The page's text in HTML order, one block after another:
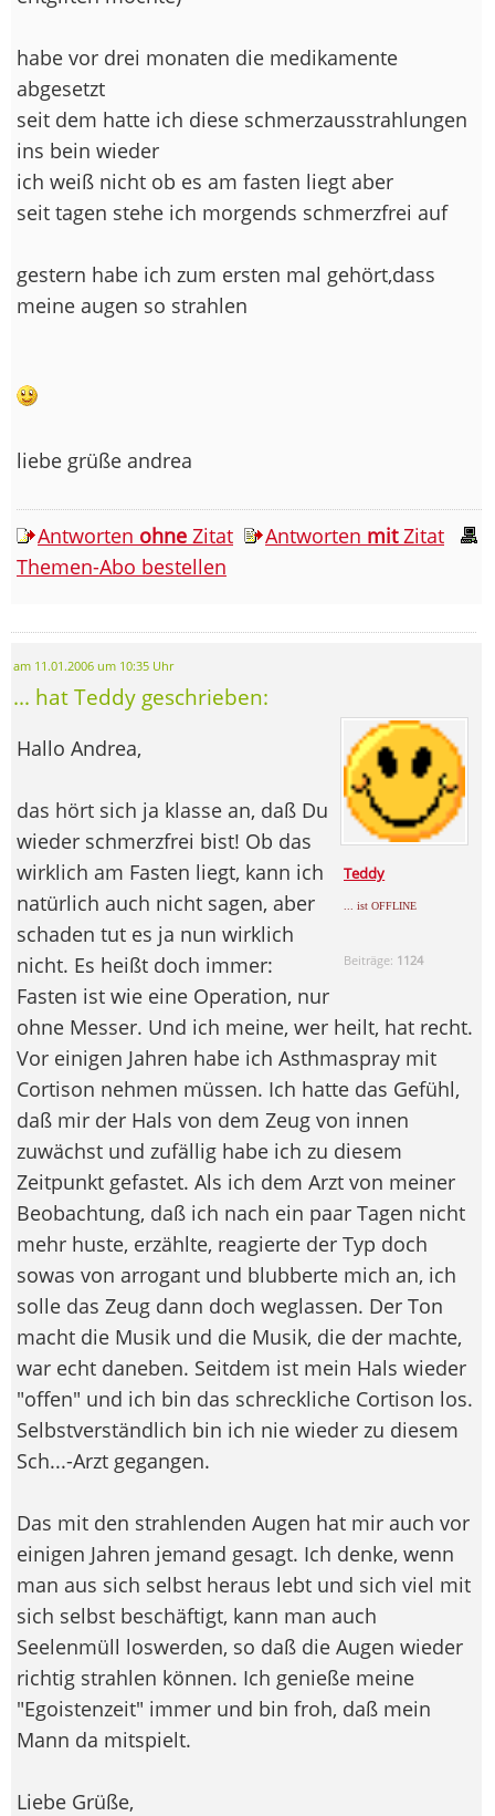
habe vor drei monaten die medikamente
abgesetzt
seit dem hatte ich diese schmerzausstrahlungen
ins bein wieder
ich weiß nicht ob es am fasten liegt aber
seit tagen stehe ich morgends schmerzfrei auf
gestern habe ich zum ersten mal gehört,dass
meine augen so strahlen
liebe grüße andrea
Antworten ohne Zitat Antworten mitZitat
Themen-Abo bestellen
am 11.01.2006 um 10:35 Uhr
... hat Teddy geschrieben:
Teddy
... ist OFFLINE
Beiträge: 1124
Hallo Andrea,
das hört sich ja klasse an, daß Du
wieder schmerzfrei bist! Ob das
wirklich am Fasten liegt, kann ich
natürlich auch nicht sagen, aber
schaden tut es ja nun wirklich
nicht. Es heißt doch immer:
Fasten ist wie eine Operation, nur
ohne Messer. Und ich meine, wer heilt, hat recht.
Vor einigen Jahren habe ich Asthmaspray mit
Cortison nehmen müssen. Ich hatte das Gefühl,
daß mir der Hals von dem Zeug von innen
zuwächst und zufällig habe ich zu diesem
Zeitpunkt gefastet. Als ich dem Arzt von meiner
Beobachtung, daß ich nach ein paar Tagen nicht
mehr huste, erzählte, reagierte der Typ doch
sowas von arrogant und blubberte mich an, ich
solle das Zeug dann doch weglassen. Der Ton
macht die Musik und die Musik, die der machte,
war echt daneben. Seitdem ist mein Hals wieder
"offen" und ich bin das schreckliche Cortison los.
Selbstverständlich bin ich nie wieder zu diesem
Sch...-Arzt gegangen.
Das mit den strahlenden Augen hat mir auch vor
einigen Jahren jemand gesagt. Ich denke, wenn
man aus sich selbst heraus lebt und sich viel mit
sich selbst beschäftigt, kann man auch
Seelenmüll loswerden, so daß die Augen wieder
richtig strahlen können. Ich genieße meine
"Egoistenzeit" immer und bin froh, daß mein
Mann da mitspielt.
Liebe Grüße,